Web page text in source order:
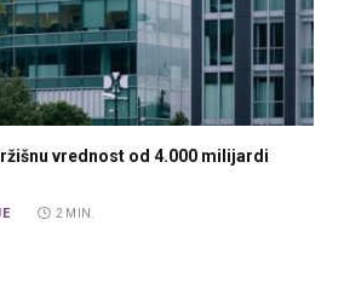
vrednost od 4.000 milijardi
2 MIN.